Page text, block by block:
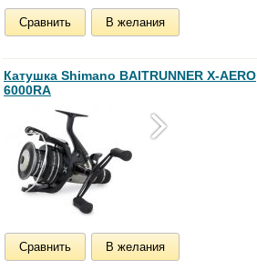
Сравнить В желания
Катушка Shimano BAITRUNNER X-AERO
6000RA
Сравнить В желания